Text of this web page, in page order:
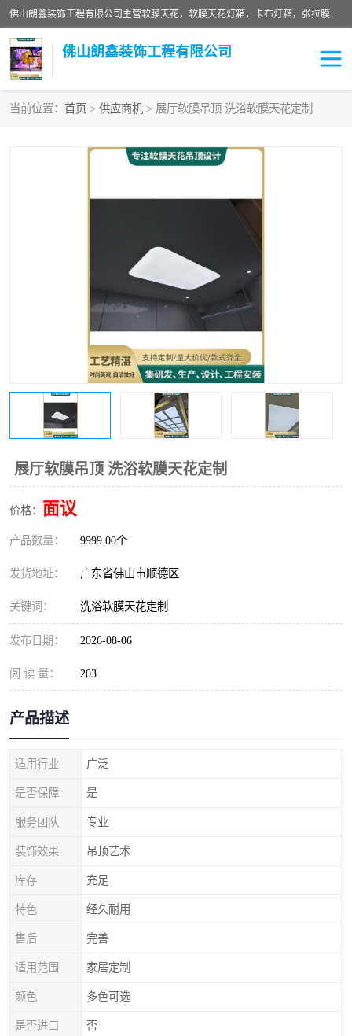
佛山朗鑫装饰工程有限公司主营软膜天花，软膜天花灯箱，卡布灯箱，张拉膜等产品，价格实惠，支持定制；公司专业装饰铺面，家居，会展特装，软膜等工程，技能精良人员，安装快、价格合理，质量保证、热诚与各方有识人士合作，欢迎新老客户来电咨询。
佛山朗鑫装饰工程有限公司
当前位置： 首页 > 供应商机 > 展厅软膜吊顶 洗浴软膜天花定制
展厅软膜吊顶 洗浴软膜天花定制
价格： 面议
产品数量： 9999.00个
发货地址： 广东省佛山市顺德区
关键词： 洗浴软膜天花定制
发布日期： 2026-08-06
阅 读 量： 203
产品描述
适用行业 广泛
是否保障 是
服务团队 专业
装饰效果 吊顶艺术
库存 充足
特色 经久耐用
售后 完善
适用范围 家居定制
颜色 多色可选
是否进口 否